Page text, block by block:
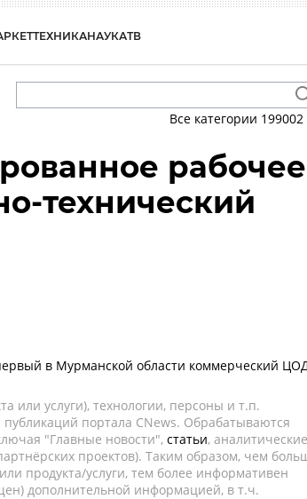
ТЕХНИКАНАУКАТВ
Все категории 199002
рабочее
технический
в Мурманской области коммерческий
или услуги), технологии, персоны и т.п.
портала CNews. Обрабатываются
"Главные новости", статьи, аналитические
проектов). Таким образом, чем
продукта/услуги, тем более информативен
дополнительной информацией, в т.ч.